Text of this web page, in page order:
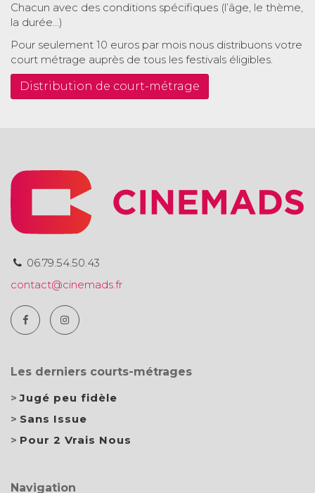
Chacun avec des conditions spécifiques (l’âge, le thème,
la durée…)
Pour seulement 10 euros par mois nous distribuons votre
court métrage auprès de tous les festivals éligibles.
Distribution de court-métrage
06.79.54.50.43
contact@cinemads.fr
Les derniers courts-métrages
Jugé peu fidèle
Sans Issue
Pour 2 Vrais Nous
Navigation